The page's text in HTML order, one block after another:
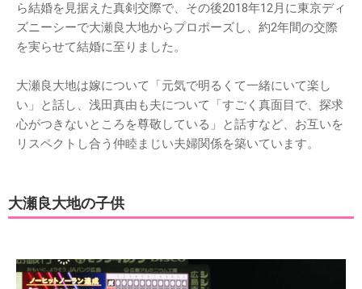
ら結婚を見据えた真剣交際で、その後2018年12月に東京ディ
ズニーシーで大瀬良大地からプロポーズし、約2年間の交際
を実らせて結婚に至りました。
大瀬良大地は嫁について「元気で明るくて一緒にいて楽し
い」と話し、浅田真由も夫について「すごく真面目で、探求
心がつきないところを尊敬している」と話すなど、お互いを
リスペクトし合う仲睦まじい夫婦関係を築いています。
大瀬良大地の子供